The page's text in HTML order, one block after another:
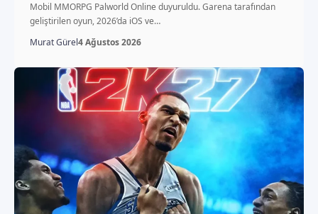
Mobil MMORPG Palworld Online duyuruldu. Garena tarafından
geliştirilen oyun, 2026’da iOS ve…
Murat Gürel4 Ağustos 2026